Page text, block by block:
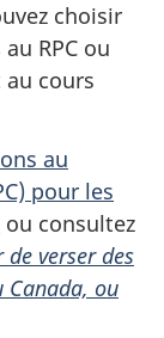
choisir
RPC ou
cours
au
pour les
ou consultez
de verser des
Canada, ou